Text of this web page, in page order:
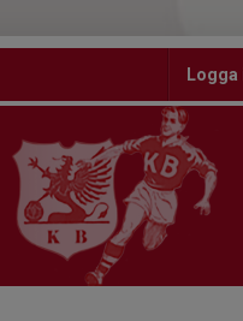
Logga